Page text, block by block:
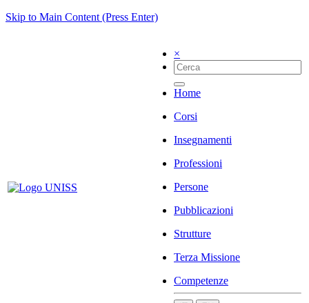
Skip to Main Content (Press Enter)
×
Home
Corsi
Insegnamenti
Professioni
Persone
Pubblicazioni
Strutture
Terza Missione
Competenze